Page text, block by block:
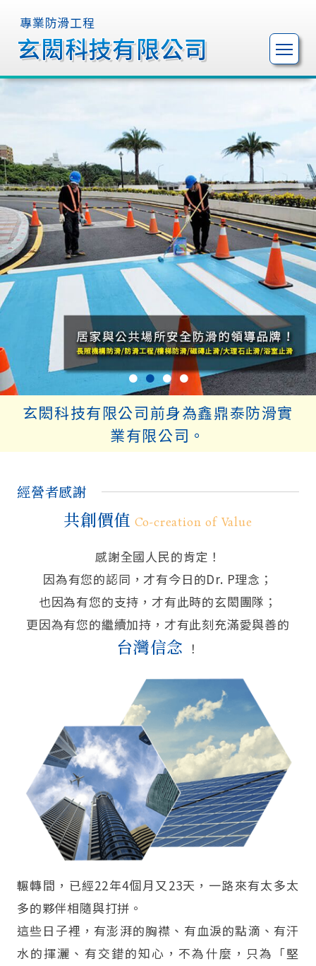
專業防滑工程
玄閎科技有限公司
玄閎科技有限公司
● ● ● ●
玄閎科技有限公司前身為鑫鼎泰防滑實
業有限公司。
經營者感謝
共創價值 Co-creation of Value
感謝全國人民的肯定！
因為有您的認同，才有今日的Dr. P理念；
也因為有您的支持，才有此時的玄閎團隊；
更因為有您的繼續加持，才有此刻充滿愛與善的
台灣信念 ！
輾轉間，已經22年4個月又23天，一路來有太多太
多的夥伴相隨與打拼。
這些日子裡，有澎湃的胸襟、有血淚的點滴、有汗
水的揮灑、有交錯的知心，不為什麼，只為「堅
專業防滑工程
玄閎科技有限公司
玄閎科技有限公司